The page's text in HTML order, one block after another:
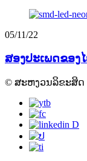
05/11/22
ສອງປະເພດຂອງ
© ສະຫງວນລິຂະສິດ -